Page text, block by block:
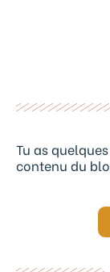
Tu as
contenu du